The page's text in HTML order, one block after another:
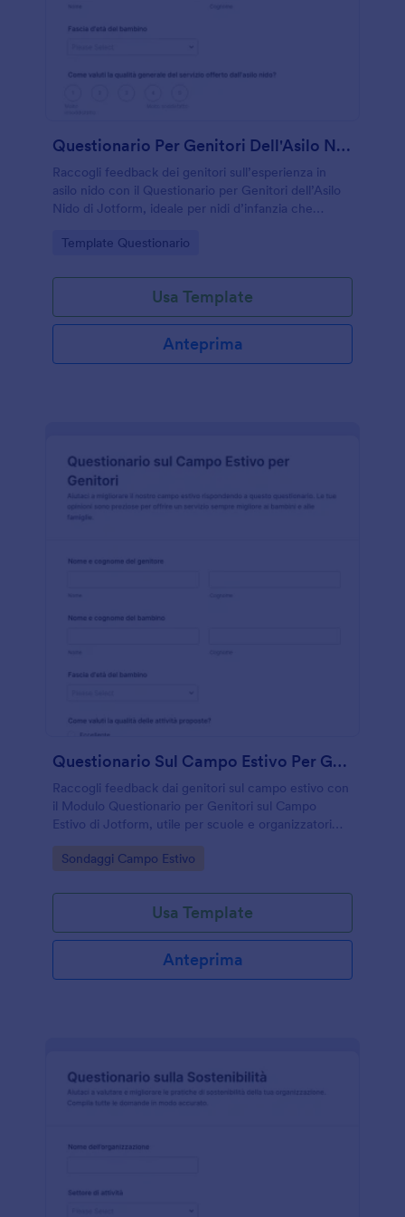
Questionario Per Genitori Dell'Asilo Nido
Raccogli feedback dei genitori sull’esperienza in
asilo nido con il Questionario per Genitori dell’Asilo
Nido di Jotform, ideale per nidi d’infanzia che
attività educative.
Go to Category:
Template Questionario
Usa Template
Anteprima
Questionario Sul Campo Estivo Per Genitori
Raccogli feedback dai genitori sul campo estivo con
il Modulo Questionario per Genitori sul Campo
Estivo di Jotform, utile per scuole e organizzatori
che vogliono migliorare attività, comunicazione e
esperienza complessiva.
Go to Category:
Sondaggi Campo Estivo
Usa Template
Anteprima